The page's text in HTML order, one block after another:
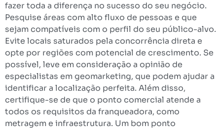
fazer toda a diferença no sucesso do seu negócio.
Pesquise áreas com alto fluxo de pessoas e que
sejam compatíveis com o perfil do seu público-alvo.
Evite locais saturados pela concorrência direta e
opte por regiões com potencial de crescimento. Se
possível, leve em consideração a opinião de
especialistas em geomarketing, que podem ajudar a
identificar a localização perfeita. Além disso,
certifique-se de que o ponto comercial atende a
todos os requisitos da franqueadora, como
metragem e infraestrutura. Um bom ponto